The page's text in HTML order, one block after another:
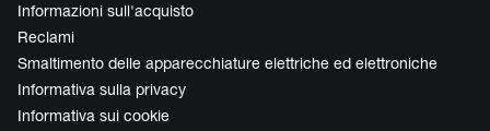
Informazioni sull'acquisto
Reclami
Smaltimento delle apparecchiature elettriche ed elettroniche
Informativa sulla privacy
Informativa sui cookie